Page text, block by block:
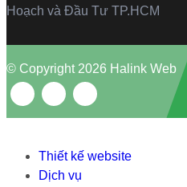
Hoạch và Đầu Tư TP.HCM
© Copyright 2026 Halink Web
Thiết kế website
Dịch vụ